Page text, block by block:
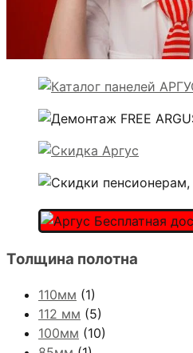
Толщина полотна
110мм (1)
112 мм (5)
100мм (10)